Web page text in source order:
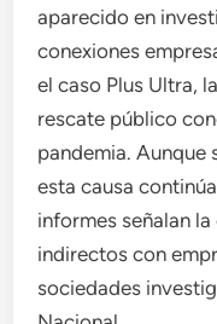
aparecido en
conexiones
el caso Plus Ultra,
rescate público
pandemia. Aunque
esta causa
informes señalan
indirectos con
sociedades